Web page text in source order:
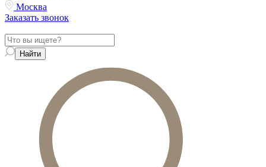
Москва
Заказать звонок